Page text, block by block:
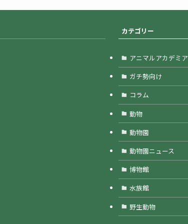
カテゴリー
アニマルアカデミア
ガチ勢向け
コラム
動物
動物園
動物園ニュース
博物館
水族館
野生動物